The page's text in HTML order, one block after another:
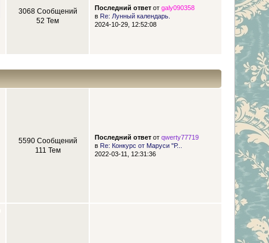
3068 Сообщений
52 Тем
Последний ответот galy090358
в Re: Лунный календарь.
2024-10-29, 12:52:08
5590 Сообщений
111 Тем
Последний ответот qwerty77719
в Re: Конкурс от Маруси "Р...
2022-03-11, 12:31:36